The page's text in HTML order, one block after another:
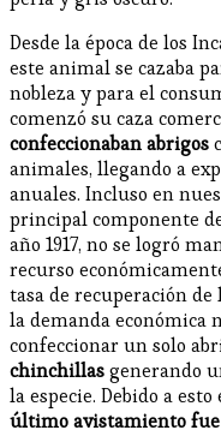
Desde la época de los
este animal se cazaba
nobleza y para el
comenzó su caza
confeccionaban abrigos
animales, llegando a
anuales. Incluso en
principal componente
año 1917, no se logró
recurso
tasa de recuperación
la demanda económica
confeccionar un solo
chinchillasgenerando
la especie. Debido a
último avistamiento fue